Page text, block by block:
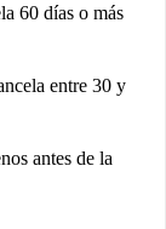
60 días o más
entre 30 y
antes de la